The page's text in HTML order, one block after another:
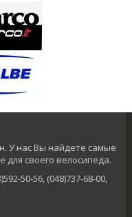
У нас Вы найдете самые
своего велосипеда.
50-56, (048)737-68-00,